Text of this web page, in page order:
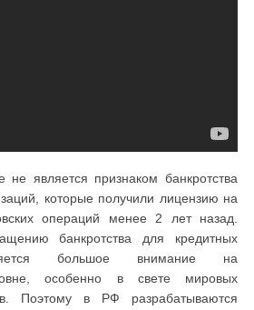
не является признаком банкротства
которые получили лицензию на
операций менее 2 лет назад.
банкротства для кредитных
большое внимание на
особенно в свете мировых
Поэтому в РФ разрабатываются